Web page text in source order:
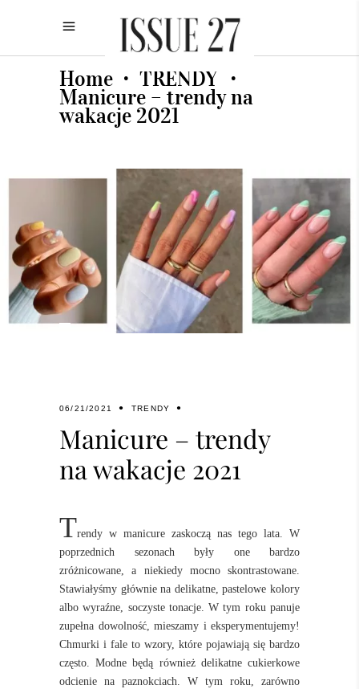
Home • TRENDY •
Manicure – trendy na
wakacje 2021
06/21/2021 TRENDY
Manicure – trendy
na wakacje 2021
Trendy w manicure zaskoczą nas tego lata. W
poprzednich sezonach były one bardzo
zróżnicowane, a niekiedy mocno skontrastowane.
Stawiałyśmy głównie na delikatne, pastelowe kolory
albo wyraźne, soczyste tonacje. W tym roku panuje
zupełna dowolność, mieszamy i eksperymentujemy!
Chmurki i fale to wzory, które pojawiają się bardzo
często. Modne będą również delikatne cukierkowe
odcienie na paznokciach. W tym roku, zarówno